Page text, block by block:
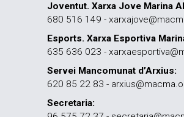
Joventut. Xarxa Jove Marina
680 516 149 -
Esports. Xarxa Esportiva
635 636 023 -
Servei Mancomunat d’Arxius:
620 85 22 83 -
Secretaria: